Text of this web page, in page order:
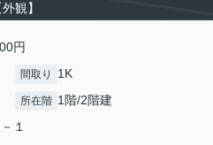
外観】
円
間取り 1K
所在階 1階/2階建
１